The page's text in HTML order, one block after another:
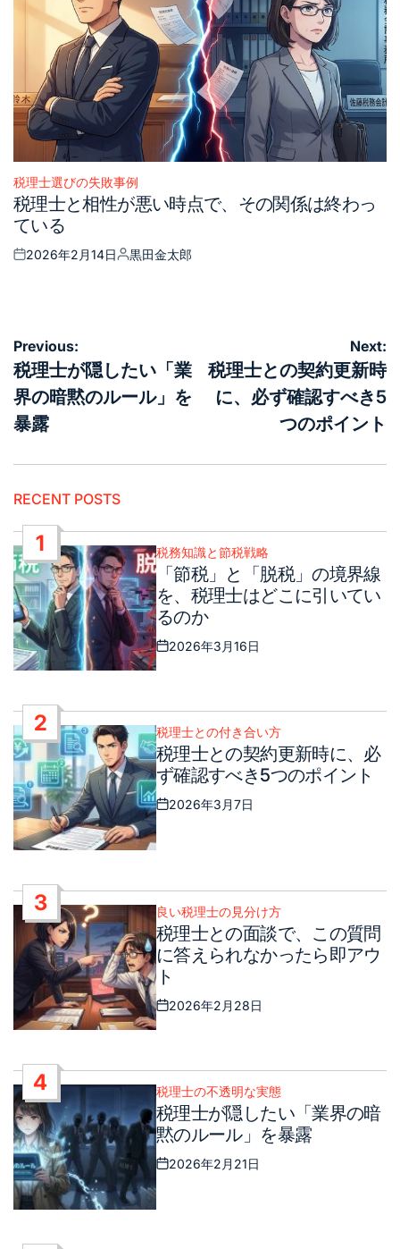
Posted
in
税理士選びの失敗事例
税理士と相性が悪い時点で、その関係は終わっ
ている
Posted
2026年2月14日
Posted
黒田金太郎
投
稿
ナ
ビ
ー
シ
ョ
ン
Previous:
税理士が隠したい「業
界の暗黙のルール」を
暴露
Next:
税理士との契約更新時
に、必ず確認すべき5
つのポイント
RECENT POSTS
1
Posted
in
税務知識と節税戦略
「節税」と「脱税」の境界線
を、税理士はどこに引いてい
るのか
Post
Date
2026年3月16日
2
Posted
in
税理士との付き合い方
税理士との契約更新時に、必
ず確認すべき5つのポイント
Post
Date
2026年3月7日
3
Posted
in
良い税理士の見分け方
税理士との面談で、この質問
に答えられなかったら即アウ
ト
Post
Date
2026年2月28日
4
Posted
in
税理士の不透明な実態
税理士が隠したい「業界の暗
黙のルール」を暴露
Post
Date
2026年2月21日